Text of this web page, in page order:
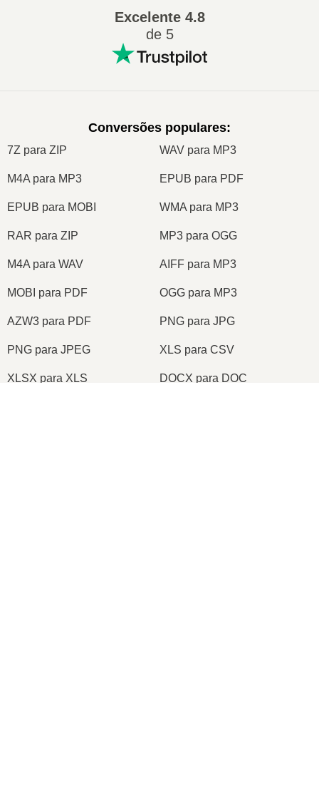
Excelente4.8
de 5
Conversões populares:
7Z para ZIP WAV para MP3
M4A para MP3 EPUB para PDF
EPUB para MOBI WMA para MP3
RAR para ZIP MP3 para OGG
M4A para WAV AIFF para MP3
MOBI para PDF OGG para MP3
AZW3 para PDF PNG para JPG
PNG para JPEG XLS para CSV
XLSX para XLS DOCX para DOC